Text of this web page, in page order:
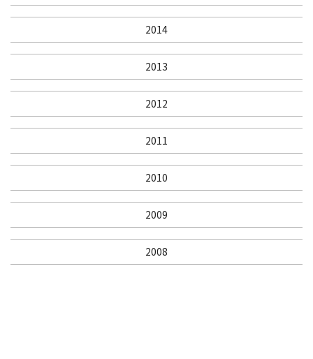
2014
2013
2012
2011
2010
2009
2008